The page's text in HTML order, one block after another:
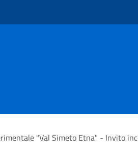
"Val Simeto Etna" - Invito